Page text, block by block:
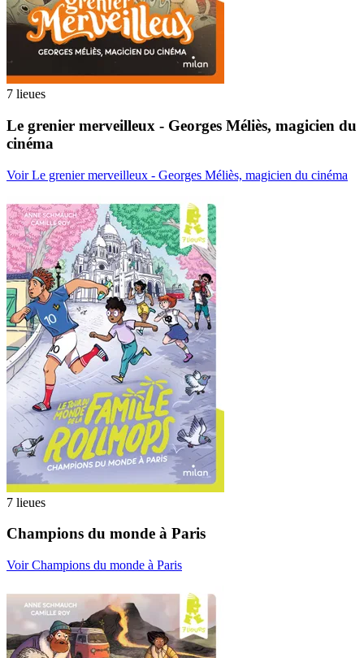
7 lieues
Le grenier merveilleux - Georges Méliès, magicien du
cinéma
Voir Le grenier merveilleux - Georges Méliès, magicien du cinéma
7 lieues
Champions du monde à Paris
Voir Champions du monde à Paris